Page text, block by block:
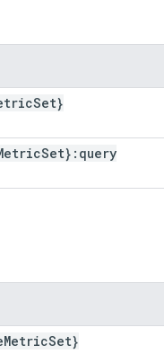
Set}
Set}:query
MetricSet}